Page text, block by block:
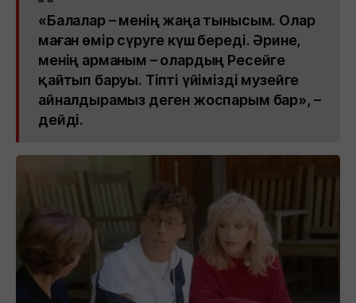
«Балалар – менің жаңа тынысым. Олар
маған өмір сүруге күш береді. Әрине,
менің арманым – олардың Ресейге
қайтып баруы. Тіпті үйімізді музейге
айналдырамыз деген жоспарым бар», –
дейді.